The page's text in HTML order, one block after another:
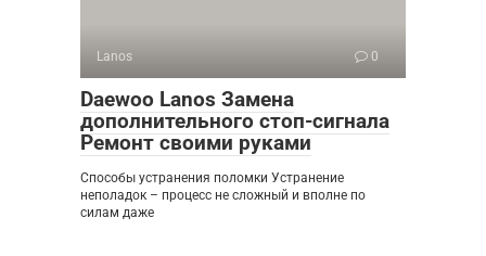
Lanos 0
Daewoo Lanos Замена
дополнительного стоп-сигнала
Ремонт своими руками
Способы устранения поломки Устранение
неполадок – процесс не сложный и вполне по
силам даже